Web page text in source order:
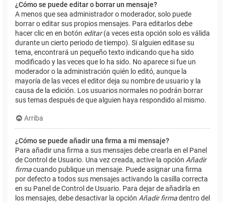
¿Cómo se puede editar o borrar un mensaje?
A menos que sea administrador o moderador, solo puede
borrar o editar sus propios mensajes. Para editarlos debe
hacer clic en en botón editar(a veces esta opción solo es válida
durante un cierto periodo de tiempo). Si alguien editase su
tema, encontrará un pequeño texto indicando que ha sido
modificado y las veces que lo ha sido. No aparece si fue un
moderador o la administración quién lo editó, aunque la
mayoría de las veces el editor deja su nombre de usuario y la
causa de la edición. Los usuarios normales no podrán borrar
sus temas después de que alguien haya respondido al mismo.
Arriba
¿Cómo se puede añadir una firma a mi mensaje?
Para añadir una firma a sus mensajes debe crearla en el Panel
de Control de Usuario. Una vez creada, active la opción Añadir
firmacuando publique un mensaje. Puede asignar una firma
por defecto a todos sus mensajes activando la casilla correcta
en su Panel de Control de Usuario. Para dejar de añadirla en
los mensajes, debe desactivar la opción Añadir firmadentro del